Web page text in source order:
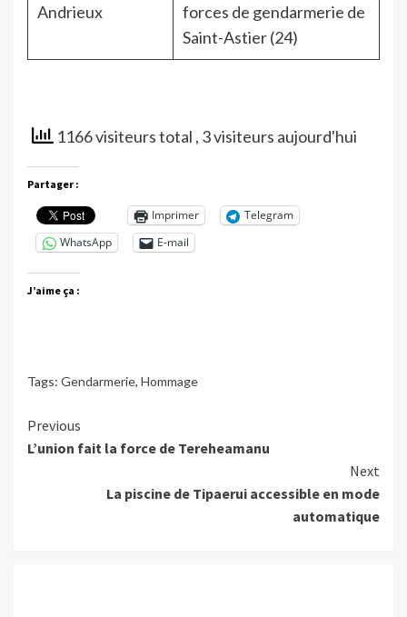
Andrieux
forces de gendarmerie de
Saint-Astier (24)
1166 visiteurs total , 3 visiteurs aujourd'hui
Partager :
Imprimer
Telegram
WhatsApp
E-mail
J’aime ça :
Tags: Gendarmerie, Hommage
Continue
Reading
Previous
L’union fait la force de Tereheamanu
Next
La piscine de Tipaerui accessible en mode
automatique